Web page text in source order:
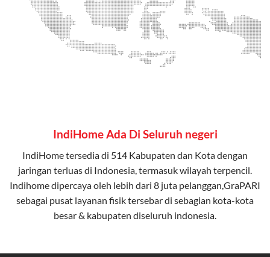
IndiHome Ada Di Seluruh negeri
IndiHome tersedia di 514 Kabupaten dan Kota dengan
jaringan terluas di Indonesia, termasuk wilayah terpencil.
Indihome dipercaya oleh lebih dari 8 juta pelanggan,GraPARI
sebagai pusat layanan fisik tersebar di sebagian kota-kota
besar & kabupaten diseluruh indonesia.